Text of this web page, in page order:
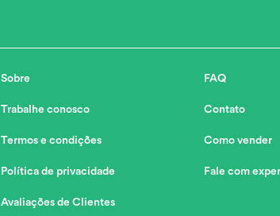
Sobre
Trabalhe conosco
Termos e condições
Política de privacidade
Avaliações de Clientes
FAQ
Contato
Como vender
Fale com